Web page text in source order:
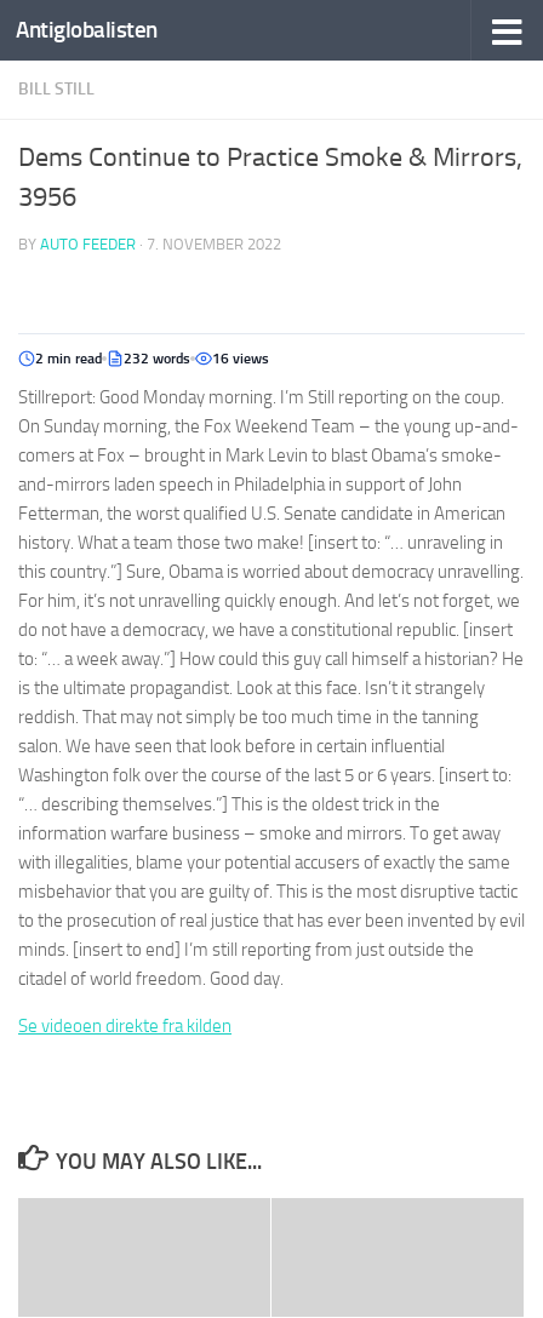
Antiglobalisten
BILL STILL
Dems Continue to Practice Smoke & Mirrors,
3956
BY AUTO FEEDER · 7. NOVEMBER 2022
2 min read 232 words 16 views
Stillreport: Good Monday morning. I’m Still reporting on the coup.
On Sunday morning, the Fox Weekend Team – the young up-and-
comers at Fox – brought in Mark Levin to blast Obama’s smoke-
and-mirrors laden speech in Philadelphia in support of John
Fetterman, the worst qualified U.S. Senate candidate in American
history. What a team those two make! [insert to: “… unraveling in
this country.”] Sure, Obama is worried about democracy unravelling.
For him, it’s not unravelling quickly enough. And let’s not forget, we
do not have a democracy, we have a constitutional republic. [insert
to: “… a week away.”] How could this guy call himself a historian? He
is the ultimate propagandist. Look at this face. Isn’t it strangely
reddish. That may not simply be too much time in the tanning
salon. We have seen that look before in certain influential
Washington folk over the course of the last 5 or 6 years. [insert to:
“… describing themselves.”] This is the oldest trick in the
information warfare business – smoke and mirrors. To get away
with illegalities, blame your potential accusers of exactly the same
misbehavior that you are guilty of. This is the most disruptive tactic
to the prosecution of real justice that has ever been invented by evil
minds. [insert to end] I’m still reporting from just outside the
citadel of world freedom. Good day.
Se videoen direkte fra kilden
YOU MAY ALSO LIKE...